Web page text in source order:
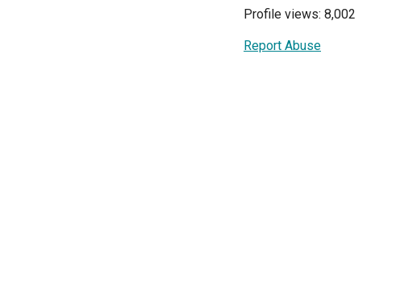
Profile views: 8,002
Report Abuse